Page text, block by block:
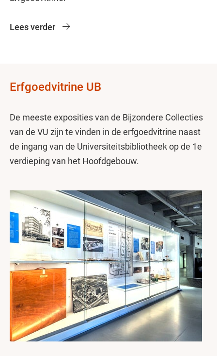
Lees verder
Erfgoedvitrine UB
De meeste exposities van de Bijzondere Collecties
van de VU zijn te vinden in de erfgoedvitrine naast
de ingang van de Universiteitsbibliotheek op de 1e
verdieping van het Hoofdgebouw.